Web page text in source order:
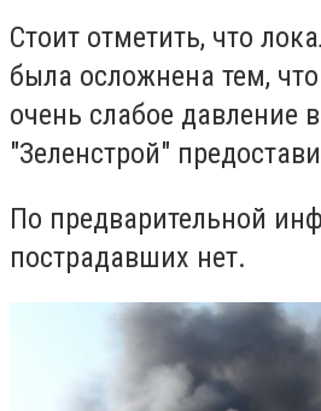
Стоит отметить, что
была осложнена тем,
очень слабое давление
"Зеленстрой"
По предварительной
пострадавших нет.